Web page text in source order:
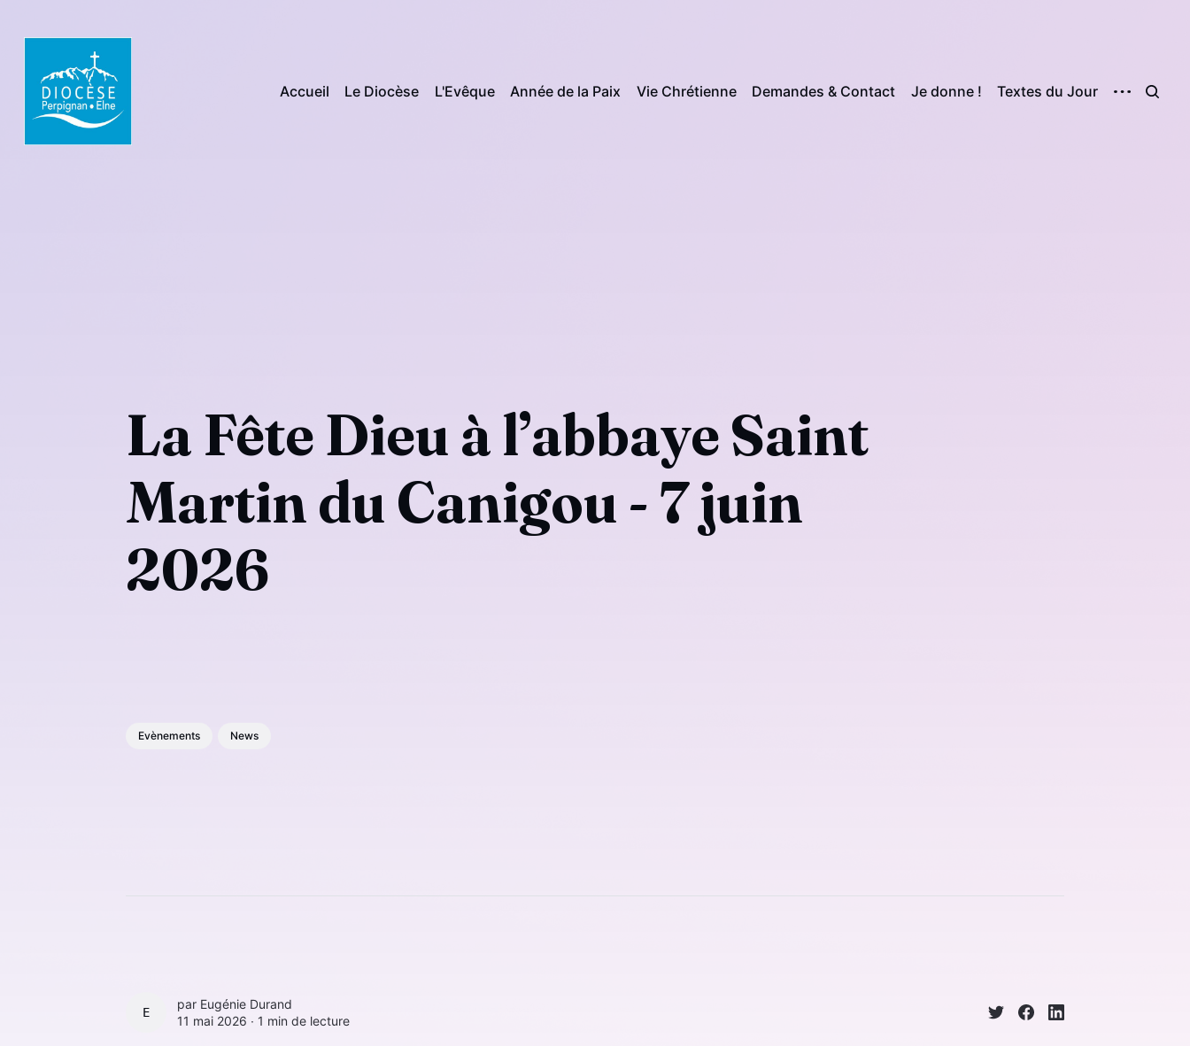
Accueil Le Diocèse L'Evêque Année de la Paix Vie Chrétienne Demandes & Contact Je donne ! Textes du Jour
La Fête Dieu à l’abbaye Saint
Martin du Canigou - 7 juin
2026
Evènements News
EUGÉNIE DURAND
par Eugénie Durand
11 mai 2026 ∙ 1 min de lecture